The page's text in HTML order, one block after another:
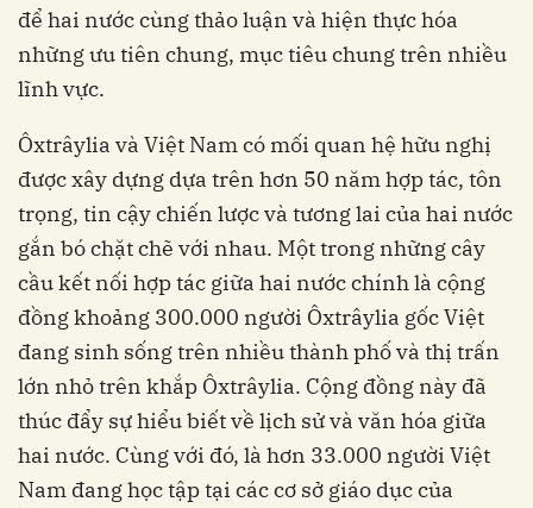
để hai nước cùng thảo luận và hiện thực hóa
những ưu tiên chung, mục tiêu chung trên nhiều
lĩnh vực.
Ôxtrâylia và Việt Nam có mối quan hệ hữu nghị
được xây dựng dựa trên hơn 50 năm hợp tác, tôn
trọng, tin cậy chiến lược và tương lai của hai nước
gắn bó chặt chẽ với nhau. Một trong những cây
cầu kết nối hợp tác giữa hai nước chính là cộng
đồng khoảng 300.000 người Ôxtrâylia gốc Việt
đang sinh sống trên nhiều thành phố và thị trấn
lớn nhỏ trên khắp Ôxtrâylia. Cộng đồng này đã
thúc đẩy sự hiểu biết về lịch sử và văn hóa giữa
hai nước. Cùng với đó, là hơn 33.000 người Việt
Nam đang học tập tại các cơ sở giáo dục của